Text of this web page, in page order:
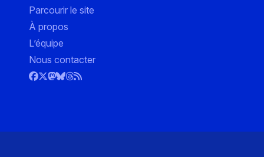
Parcourir le site
À propos
L’équipe
Nous contacter